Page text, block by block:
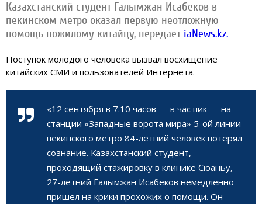
Казахстанский студент Галымжан Исабеков в
пекинском метро оказал первую неотложную
помощь пожилому китайцу, передаетiaNews.kz.
Поступок молодого человека вызвал восхищение
китайских СМИ и пользователей Интернета.
«12 сентября в 7.10 часов — в час пик — на
станции «Западные ворота мира» 5-ой линии
пекинского метро 84-летний человек потерял
сознание. Казахстанский студент,
проходящий стажировку в клинике Сюаньу,
27-летний Галымжан Исабеков немедленно
пришел на крики прохожих о помощи. Он